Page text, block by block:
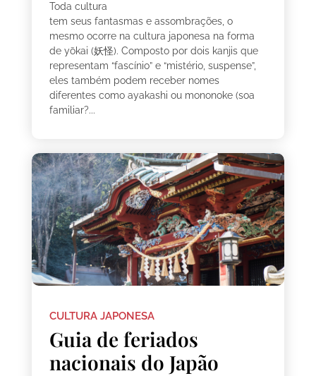
Toda cultura
tem seus fantasmas e assombrações, o
mesmo ocorre na cultura japonesa na forma
de yōkai (妖怪). Composto por dois kanjis que
representam “fascínio” e “mistério, suspense”,
eles também podem receber nomes
diferentes como ayakashi ou mononoke (soa
familiar?...
CULTURA JAPONESA
Guia de feriados
nacionais do Japão